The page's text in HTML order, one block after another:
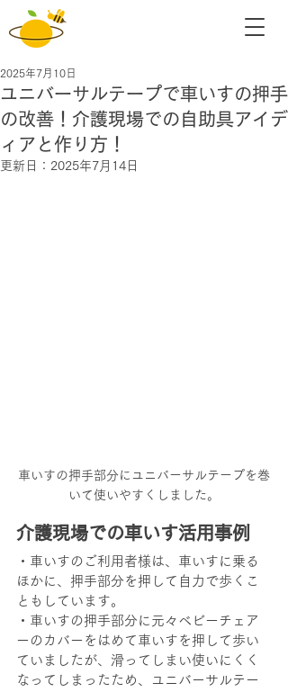
ユニバーサルテープで車いすの押手
の改善！介護現場での自助具アイデ
ィアと作り方！
2025年7月10日
更新日： 2025年7月14日
車いすの押手部分にユニバーサルテープを巻
いて使いやすくしました。
介護現場での車いす活用事例
・車いすのご利用者様は、車いすに乗る
ほかに、押手部分を押して自力で歩くこ
ともしています。
・車いすの押手部分に元々ベビーチェア
ーのカバーをはめて車いすを押して歩い
ていましたが、滑ってしまい使いにくく
なってしまったため、ユニバーサルテー